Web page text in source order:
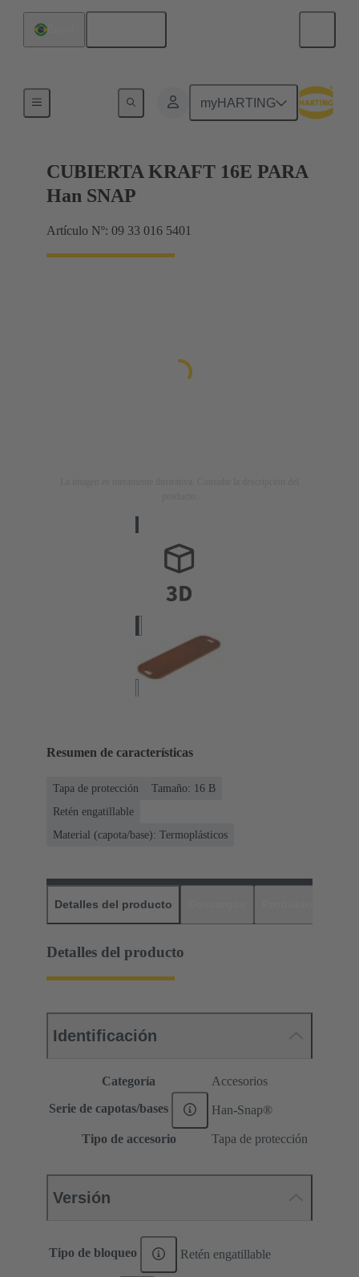
myHARTING
CUBIERTA KRAFT 16E PARA
Han SNAP
Artículo Nº: 09 33 016 5401
Resumen de características
Tapa de protección
Tamaño: 16 B
Retén engatillable
Material (capota/base): Termoplásticos
Detalles del producto
Detalles del producto
Identificación
Categoría Accesorios
Serie de capotas/bases Han-Snap®
Tipo de accesorio Tapa de protección
Versión
Tipo de bloqueo Retén engatillable